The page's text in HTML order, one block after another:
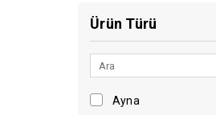
Ürün Türü
Ayna